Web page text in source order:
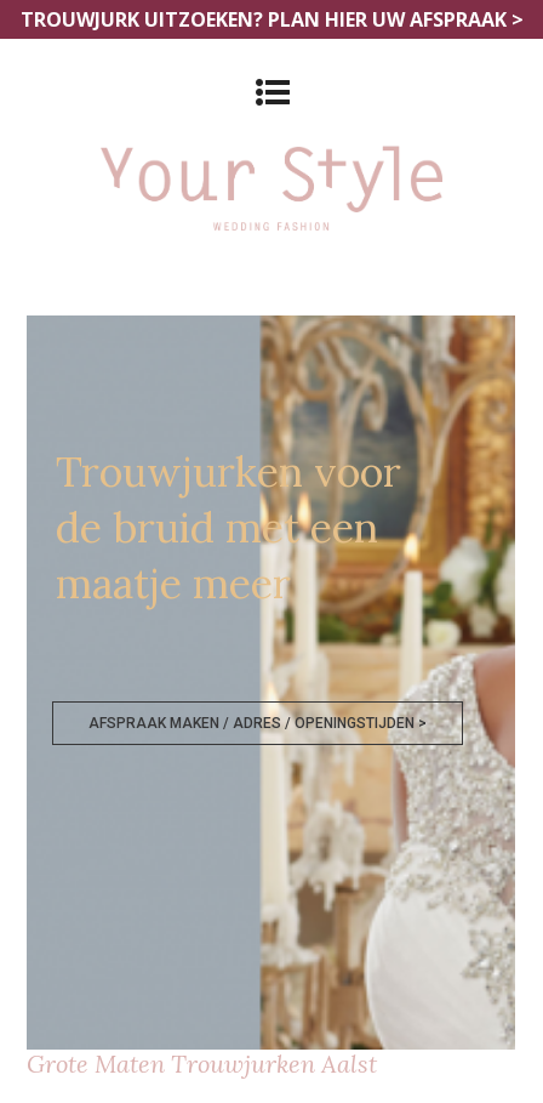
TROUWJURK UITZOEKEN? PLAN HIER UW AFSPRAAK >
Grote Maten Trouwjurken Aalst
Trouwjurken voor
de bruid met een
maatje meer
AFSPRAAK MAKEN / ADRES / OPENINGSTIJDEN >
Grote Maten Trouwjurken Aalst